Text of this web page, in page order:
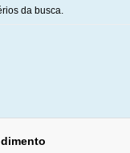
da busca.